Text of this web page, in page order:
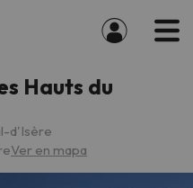
Hauts du
d'Isère
Ver en mapa